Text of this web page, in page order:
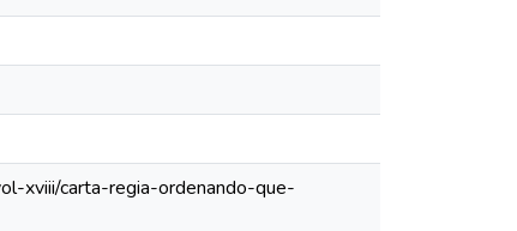
xviii/carta-regia-ordenando-que-